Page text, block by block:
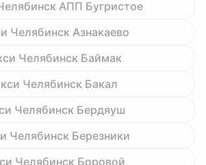
АПП Бугристое
Челябинск Азнакаево
Челябинск Баймак
Челябинск Бакал
Челябинск Бердяуш
Челябинск Березники
Челябинск Боровой